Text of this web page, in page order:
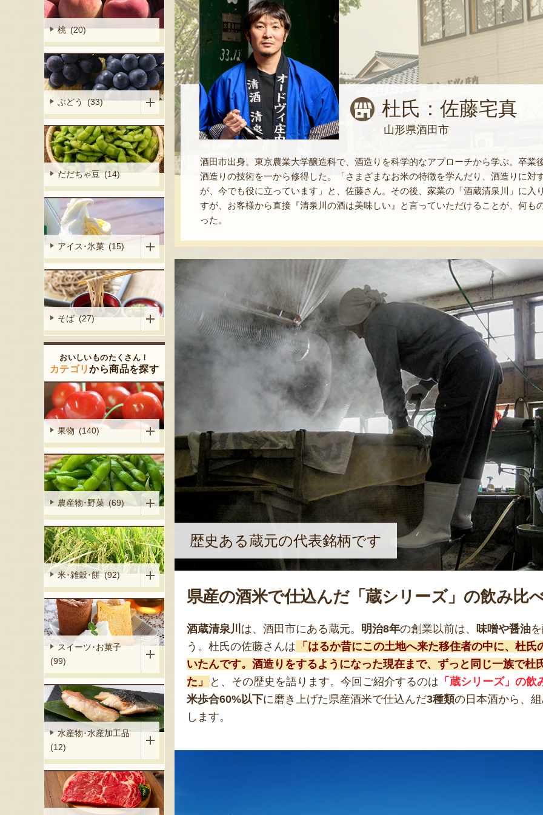
杜氏：佐藤宅真
山形県酒田市
酒田市出身。東京農業大学醸造科で、酒造りを科学的なアプローチから学ぶ。卒
酒造りの技術を一から修得した。「さまざまなお米の特徴を学んだり、酒造りに対
が、今でも役に立っています」と、佐藤さん。その後、家業の「酒蔵清泉川」に
すが、お客様から直接『清泉川の酒は美味しい』と言っていただけることが、何
った。
歴史ある蔵元の代表銘柄です
県産の酒米で仕込んだ「蔵シリーズ」の飲み比
酒蔵清泉川 は、酒田市にある蔵元。 明治8年の創業以前は、 味噌や醤油
う。杜氏の佐藤さんは
「はるか昔にこの土地へ来た移住者の中に、杜氏
いたんです。酒造りをするようになった現在まで、ずっと同じ一族で杜
た」
と、その歴史を語ります。今回ご紹介するのは 「蔵シリーズ」の
米歩合60%以下に磨き上げた県産酒米で仕込んだ3種類の日本酒から、
します。
桃 (20)
ぶどう (33)
だだちゃ豆 (14)
アイス･氷菓 (15)
そば (27)
おいしいものたくさん！
カテゴリから商品を探す
果物 (140)
農産物･野菜 (69)
米･雑穀･餅 (92)
スイーツ･お菓子
(99)
水産物･水産加工品
(12)